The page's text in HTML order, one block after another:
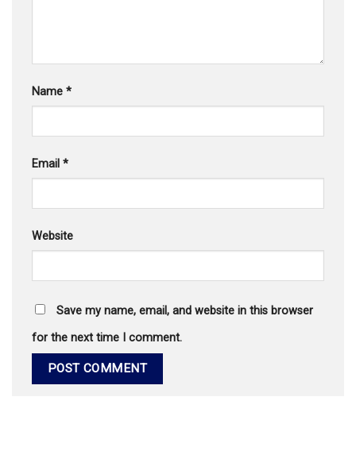
Name *
Email *
Website
Save my name, email, and website in this browser
for the next time I comment.